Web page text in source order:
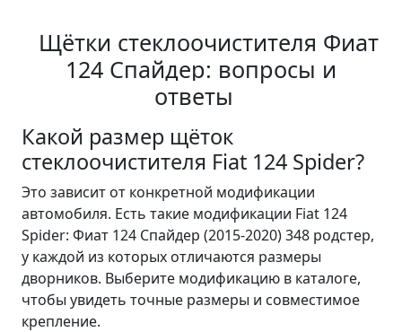
Щётки стеклоочистителя Фиат
124 Спайдер: вопросы и
ответы
Какой размер щёток
стеклоочистителя Fiat 124 Spider?
Это зависит от конкретной модификации
автомобиля. Есть такие модификации Fiat 124
Spider: Фиат 124 Спайдер (2015-2020) 348 родстер,
у каждой из которых отличаются размеры
дворников. Выберите модификацию в каталоге,
чтобы увидеть точные размеры и совместимое
крепление.